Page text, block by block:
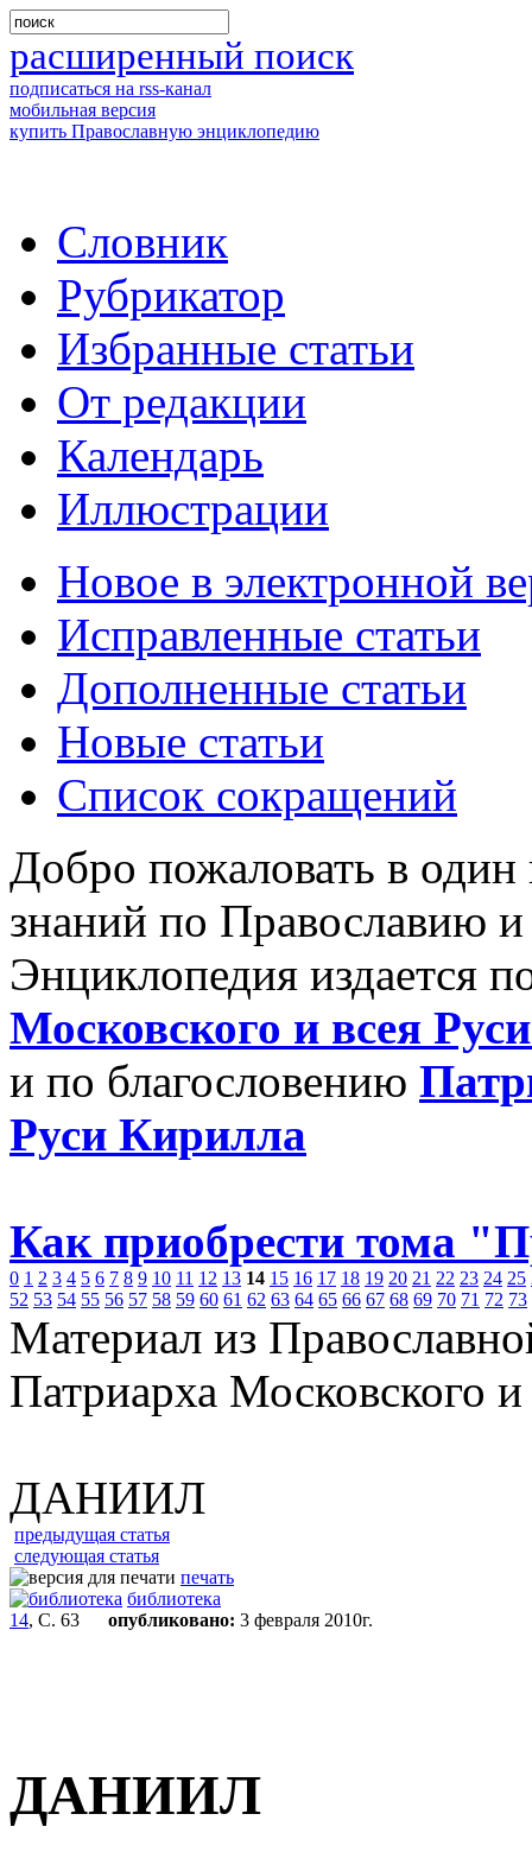
расширенный поиск
подписаться на rss-канал
мобильная версия
купить Православную энциклопедию
Словник
Рубрикатор
Избранные статьи
От редакции
Календарь
Иллюстрации
Новое в электронной
Исправленные статьи
Дополненные статьи
Новые статьи
Список сокращений
Добро пожаловать в
знаний по Православию
Энциклопедия издается
Московского и всея
и по благословению
Руси Кирилла
Как приобрести тома
0 1 2 3 4 5 6 7 8 9 10 11 12 13 14 15 16 17 18 19 20 21 22 23 24 25
52 53 54 55 56 57 58 59 60 61 62 63 64 65 66 67 68 69 70 71 72 73
Материал из
Патриарха Московского
ДАНИИЛ
предыдущая статья
следующая статья
печать
библиотека
14, С. 63 опубликовано: 3 февраля 2010г.
ДАНИИЛ